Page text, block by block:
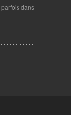
parfois dans